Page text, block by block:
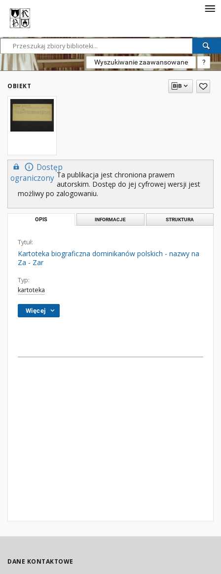
Wyszukiwanie zaawansowane ?
OBIEKT
Dostęp
ograniczony Ta publikacja jest chroniona prawem
autorskim. Dostęp do jej cyfrowej wersji jest
możliwy po zalogowaniu.
OPIS INFORMACJE STRUKTURA
Tytuł:
Kartoteka biograficzna dominikanów polskich - nazwy na
Za - Zar
Typ:
kartoteka
Więcej
DANE KONTAKTOWE